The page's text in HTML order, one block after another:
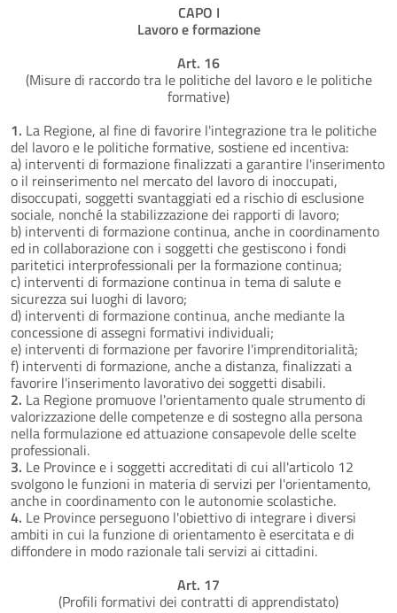
CAPO I
Lavoro e formazione
Art. 16
(Misure di raccordo tra le politiche del lavoro e le politiche
formative)
1. La Regione, al fine di favorire l'integrazione tra le politiche
del lavoro e le politiche formative, sostiene ed incentiva:
a) interventi di formazione finalizzati a garantire l'inserimento
o il reinserimento nel mercato del lavoro di inoccupati,
disoccupati, soggetti svantaggiati ed a rischio di esclusione
sociale, nonché la stabilizzazione dei rapporti di lavoro;
b) interventi di formazione continua, anche in coordinamento
ed in collaborazione con i soggetti che gestiscono i fondi
paritetici interprofessionali per la formazione continua;
c) interventi di formazione continua in tema di salute e
sicurezza sui luoghi di lavoro;
d) interventi di formazione continua, anche mediante la
concessione di assegni formativi individuali;
e) interventi di formazione per favorire l'imprenditorialità;
f) interventi di formazione, anche a distanza, finalizzati a
favorire l'inserimento lavorativo dei soggetti disabili.
2. La Regione promuove l'orientamento quale strumento di
valorizzazione delle competenze e di sostegno alla persona
nella formulazione ed attuazione consapevole delle scelte
professionali.
3. Le Province e i soggetti accreditati di cui all'articolo 12
svolgono le funzioni in materia di servizi per l'orientamento,
anche in coordinamento con le autonomie scolastiche.
4. Le Province perseguono l'obiettivo di integrare i diversi
ambiti in cui la funzione di orientamento è esercitata e di
diffondere in modo razionale tali servizi ai cittadini.
Art. 17
(Profili formativi dei contratti di apprendistato)